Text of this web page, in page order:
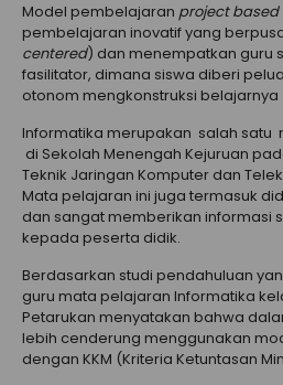
Model pembelajaran project based
pembelajaran inovatif yang
centered) dan menempatkan guru
fasilitator, dimana siswa diberi
otonom mengkonstruksi belajarnya
Informatika merupakan salah
di Sekolah Menengah Kejuruan
Teknik Jaringan Komputer dan
Mata pelajaran ini juga termasuk
dan sangat memberikan informasi
kepada peserta didik.
Berdasarkan studi pendahuluan
guru mata pelajaran Informatika
Petarukan menyatakan bahwa
lebih cenderung menggunakan
dengan KKM (Kriteria Ketuntasan